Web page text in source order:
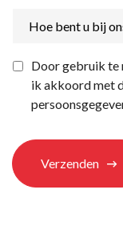
bent
bij
ons
terechtgekomen?
Privacyverklaring *
Door gebruik te
ik akkoord met
Verzenden